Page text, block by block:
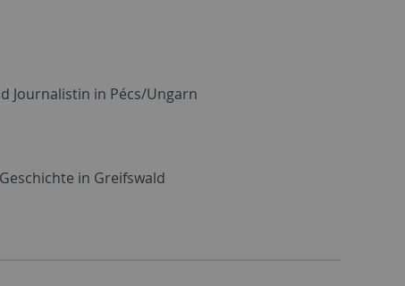
Journalistin in Pécs/Ungarn
in Greifswald